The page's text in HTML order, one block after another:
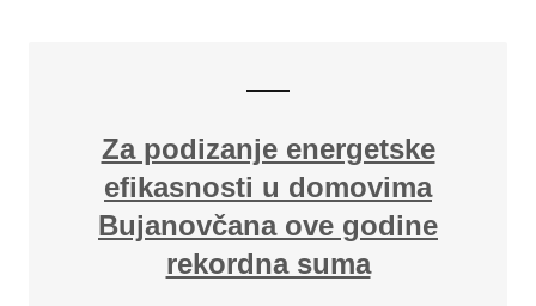
Za podizanje energetske
efikasnosti u domovima
Bujanovčana ove godine
rekordna suma